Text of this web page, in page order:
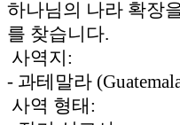
넷
주
소
minky
합
체
하나님의 나라 확장
를 찾습니다.
사역지:
- 과테말라
사역 형태: